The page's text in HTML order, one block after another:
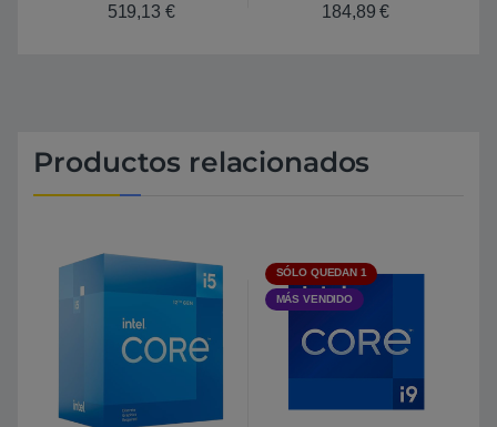
519,13 € 184,89€
Productos relacionados
SÓLO QUEDAN 1
MÁS VENDIDO